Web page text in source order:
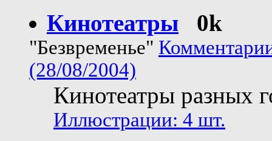
Кинотеатры 0k
"Безвременье"
(28/08/2004)
Кинотеатры разных
Иллюстрации: 4 шт.